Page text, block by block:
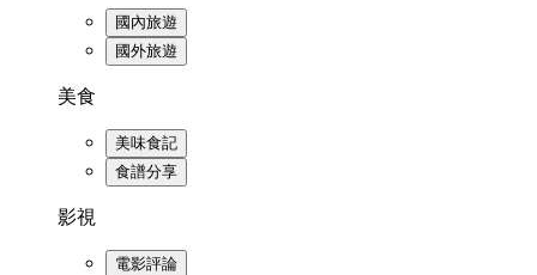
國內旅遊
國外旅遊
美食
美味食記
食譜分享
影視
電影評論